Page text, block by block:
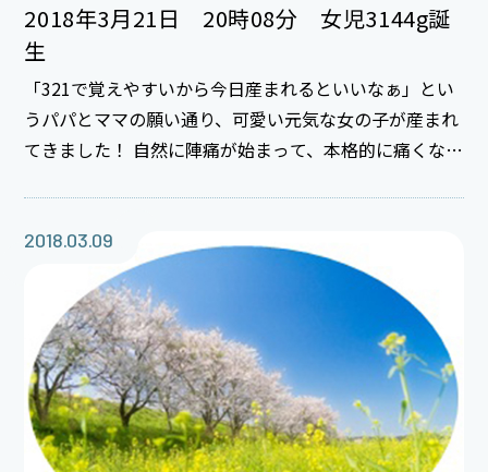
2018年3月21日 20時08分 女児3144g誕
生
「321で覚えやすいから今日産まれるといいなぁ」とい
うパパとママの願い通り、可愛い元気な女の子が産まれ
てきました！ 自然に陣痛が始まって、本格的に痛くなっ
んで下さいね。 おめでとうございます＊＾＾＊
2018.03.09